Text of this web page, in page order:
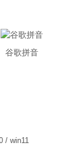
谷歌拼音
/ win11